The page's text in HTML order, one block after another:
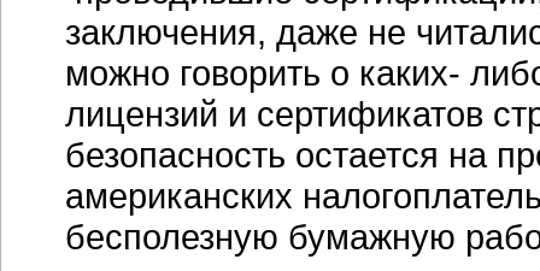
заключения, даже не
можно говорить о каких-
лицензий и сертификатов
безопасность остается на
американских
бесполезную бумажную